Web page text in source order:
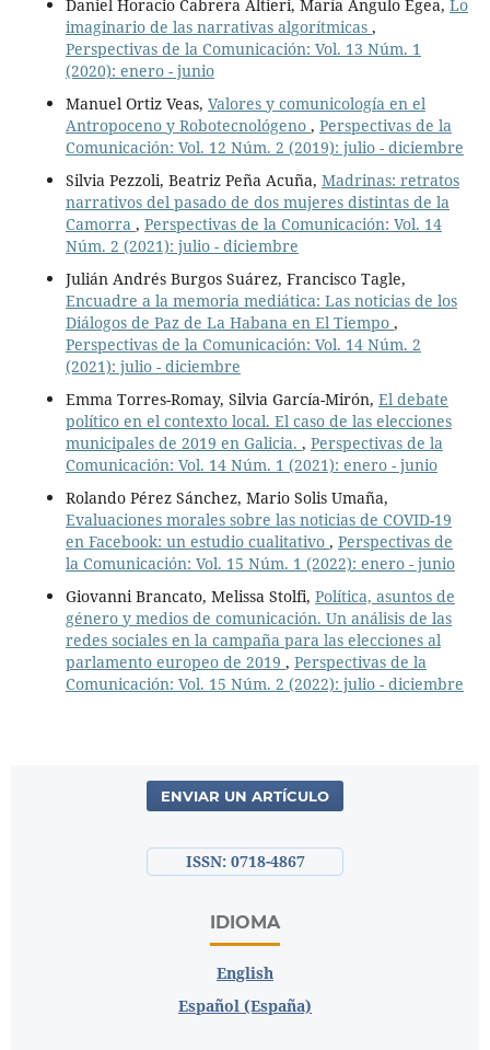
Daniel Horacio Cabrera Altieri, María Angulo Egea, Lo
imaginario de las narrativas algorítmicas ,
Perspectivas de la Comunicación: Vol. 13 Núm. 1
(2020): enero - junio
Manuel Ortiz Veas, Valores y comunicología en el
Antropoceno y Robotecnológeno , Perspectivas de la
Comunicación: Vol. 12 Núm. 2 (2019): julio - diciembre
Silvia Pezzoli, Beatriz Peña Acuña, Madrinas: retratos
narrativos del pasado de dos mujeres distintas de la
Camorra , Perspectivas de la Comunicación: Vol. 14
Núm. 2 (2021): julio - diciembre
Julián Andrés Burgos Suárez, Francisco Tagle,
Encuadre a la memoria mediática: Las noticias de los
Diálogos de Paz de La Habana en El Tiempo ,
Perspectivas de la Comunicación: Vol. 14 Núm. 2
(2021): julio - diciembre
Emma Torres-Romay, Silvia García-Mirón, El debate
político en el contexto local. El caso de las elecciones
municipales de 2019 en Galicia. , Perspectivas de la
Comunicación: Vol. 14 Núm. 1 (2021): enero - junio
Rolando Pérez Sánchez, Mario Solis Umaña,
Evaluaciones morales sobre las noticias de COVID-19
en Facebook: un estudio cualitativo , Perspectivas de
la Comunicación: Vol. 15 Núm. 1 (2022): enero - junio
Giovanni Brancato, Melissa Stolfi, Política, asuntos de
género y medios de comunicación. Un análisis de las
redes sociales en la campaña para las elecciones al
parlamento europeo de 2019 , Perspectivas de la
Comunicación: Vol. 15 Núm. 2 (2022): julio - diciembre
ENVIAR UN ARTÍCULO
ISSN: 0718-4867
IDIOMA
English
Español (España)